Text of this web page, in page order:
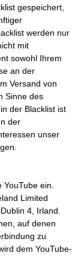
gespeichert,
werden nur
mit
sowohl Ihrem
an der
Versand von
Sinne des
der Blacklist ist
der
unser
ein.
Limited
4, Irland.
auf denen
zu
dem YouTube-